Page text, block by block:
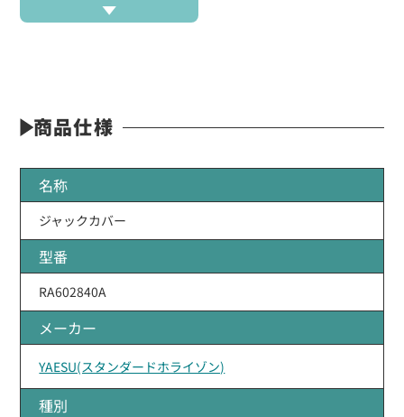
商品仕様
名称
ジャックカバー
型番
RA602840A
メーカー
YAESU(スタンダードホライゾン)
種別